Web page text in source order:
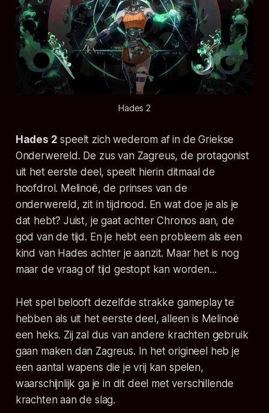
Hades 2
Hades 2 speelt zich wederom af in de Griekse
Onderwereld. De zus van Zagreus, de protagonist
uit het eerste deel, speelt hierin ditmaal de
hoofdrol. Melinoë, de prinses van de
onderwereld, zit in tijdnood. En wat doe je als je
dat hebt? Juist, je gaat achter Chronos aan, de
god van de tijd. En je hebt een probleem als een
kind van Hades achter je aanzit. Maar het is nog
maar de vraag of tijd gestopt kan worden...
Het spel belooft dezelfde strakke gameplay te
hebben als uit het eerste deel, alleen is Melinoë
een heks. Zij zal dus van andere krachten gebruik
gaan maken dan Zagreus. In het origineel heb je
een aantal wapens die je vrij kan spelen,
waarschijnlijk ga je in dit deel met verschillende
krachten aan de slag.